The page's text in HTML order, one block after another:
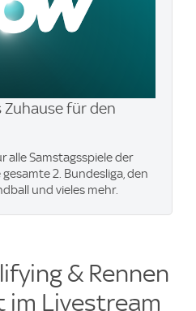
Zuhause für den
alle Samstagsspiele der
2. Bundesliga, den
und vieles mehr.
& Rennen
im Livestream